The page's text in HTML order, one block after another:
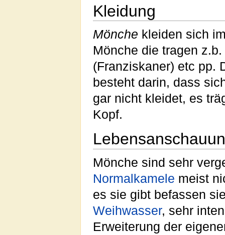
Kleidung
Mönche kleiden sich
Mönche die tragen
(Franziskaner) etc pp.
besteht darin, dass
gar nicht kleidet, es
Kopf.
Mönche sind sehr
Normalkamele meist
es sie gibt befassen
Weihwasser, sehr
Erweiterung der